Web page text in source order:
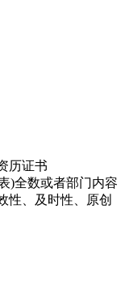
历证书
)全数或者部门内容
性、及时性、原创